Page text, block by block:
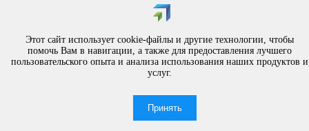
Обращения
Порядок рассмотрения обращений
Личный приём
Электронные обращения
Часто задаваемые вопросы
Этот сайт использует cookie-файлы и другие технологии, чтобы
помочь Вам в навигации, а также для предоставления лучшего
пользовательского опыта и анализа использования наших продуктов и
услуг.
Принять